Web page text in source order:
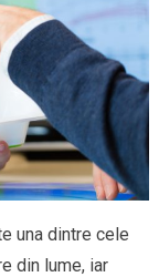
una dintre cele
din lume, iar